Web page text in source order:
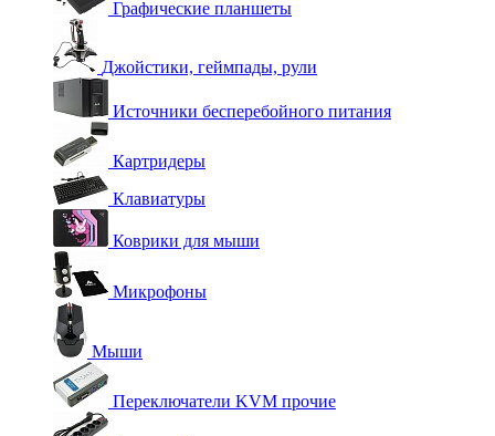
Графические планшеты
Джойстики, геймпады, рули
Источники бесперебойного питания
Картридеры
Клавиатуры
Коврики для мыши
Микрофоны
Мыши
Переключатели KVM прочие